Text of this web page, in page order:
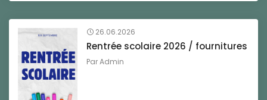
26.06.2026
Rentrée scolaire 2026 / fournitures
ParAdmin